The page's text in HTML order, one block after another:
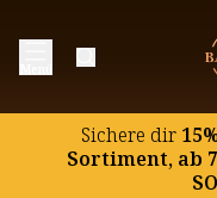
Sichere dir
Sortiment, ab
Abnehmender
Einfluss der
Mondgünstige